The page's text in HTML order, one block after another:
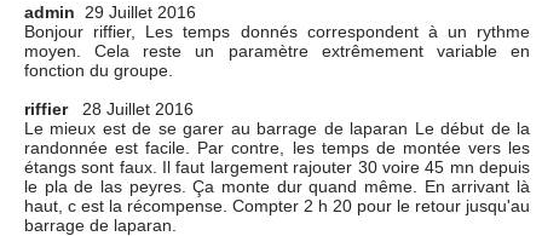
admin
29 Juillet 2016
Bonjour riffier, Les temps donnés correspondent à un rythme
moyen. Cela reste un paramètre extrêmement variable en
fonction du groupe.
riffier
28 Juillet 2016
Le mieux est de se garer au barrage de laparan Le début de la
randonnée est facile. Par contre, les temps de montée vers les
étangs sont faux. Il faut largement rajouter 30 voire 45 mn depuis
le pla de las peyres. Ça monte dur quand même. En arrivant là
haut, c est la récompense. Compter 2 h 20 pour le retour jusqu'au
barrage de laparan.